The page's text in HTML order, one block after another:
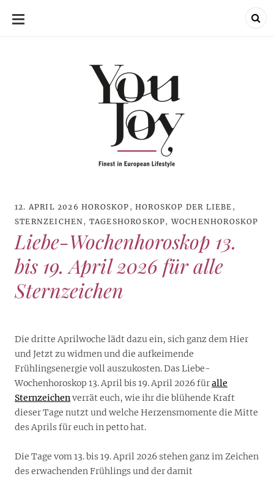
SKIP
12. APRIL 2026 HOROSKOP ,HOROSKOP DER LIEBE ,
STERNZEICHEN, TAGESHOROSKOP,WOCHENHOROSKOP
Liebe-Wochenhoroskop 13.
bis 19. April 2026 für alle
Sternzeichen
Die dritte Aprilwoche lädt dazu ein, sich ganz dem Hier
und Jetzt zu widmen und die aufkeimende
Frühlingsenergie voll auszukosten. Das Liebe-
Wochenhoroskop 13. April bis 19. April 2026 füralle
Sternzeichenverrät euch, wie ihr die blühende Kraft
dieser Tage nutzt und welche Herzensmomente die Mitte
des Aprils für euch in petto hat.
Die Tage vom 13. bis 19. April 2026 stehen ganz im Zeichen
des erwachenden Frühlings und der damit